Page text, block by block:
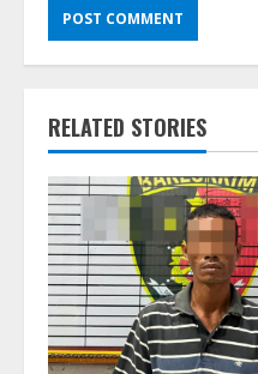
RELATED STORIES